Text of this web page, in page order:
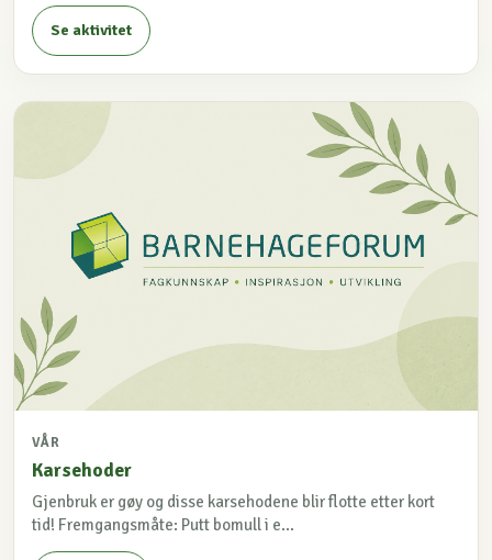
Se aktivitet
VÅR
Karsehoder
Gjenbruk er gøy og disse karsehodene blir flotte etter kort
tid! Fremgangsmåte: Putt bomull i e...